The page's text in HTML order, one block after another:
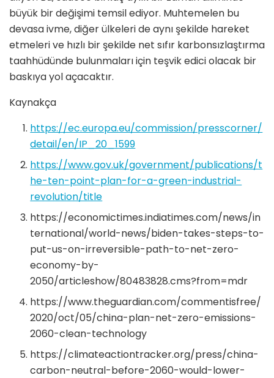
büyük bir değişimi temsil ediyor. Muhtemelen bu
devasa ivme, diğer ülkeleri de aynı şekilde hareket
etmeleri ve hızlı bir şekilde net sıfır karbonsızlaştırma
taahhüdünde bulunmaları için teşvik edici olacak bir
baskıya yol açacaktır.
Kaynakça
https://ec.europa.eu/commission/presscorner/
detail/en/IP_20_1599
https://www.gov.uk/government/publications/t
he-ten-point-plan-for-a-green-industrial-
revolution/title
https://economictimes.indiatimes.com/news/in
ternational/world-news/biden-takes-steps-to-
put-us-on-irreversible-path-to-net-zero-
economy-by-
2050/articleshow/80483828.cms?from=mdr
https://www.theguardian.com/commentisfree/
2020/oct/05/china-plan-net-zero-emissions-
2060-clean-technology
https://climateactiontracker.org/press/china-
carbon-neutral-before-2060-would-lower-